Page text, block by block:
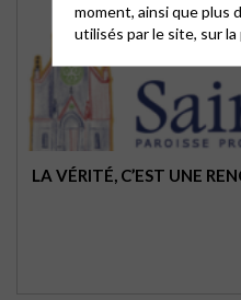
LA VÉRITÉ, C’EST UNE
moment, ainsi que plus
utilisés par le site, sur la